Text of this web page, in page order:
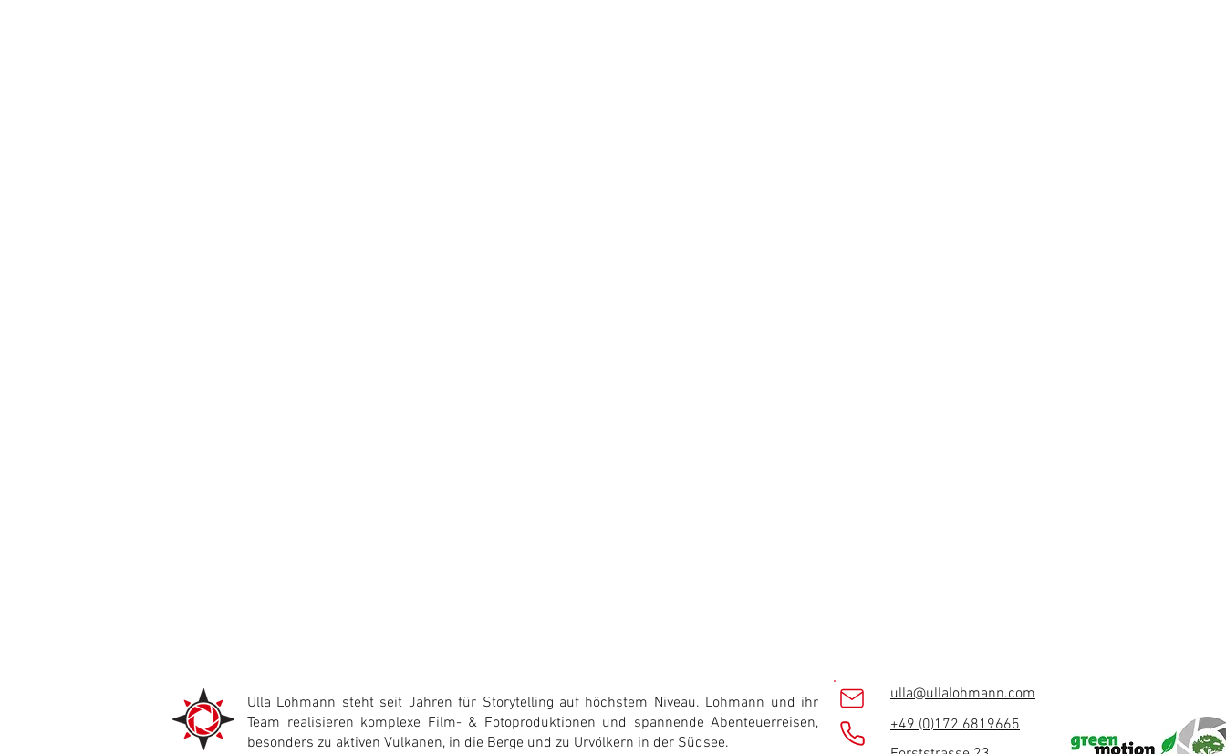
Ulla Lohmann steht seit Jahren für Storytelling auf höchstem Niveau. Lohmann und ihr
Team realisieren komplexe Film- & Fotoproduktionen und spannende Abenteuerreisen,
besonders zu aktiven Vulkanen, in die Berge und zu Urvölkern in der Südsee.
ulla@ullalohmann.com
+49 (0)172 6819665